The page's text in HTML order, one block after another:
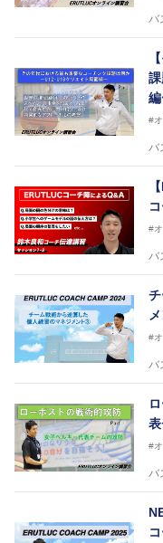
2017年
2018年
2018年
2018年
2018年
2021年
バ
#
バ
#
バ
#
バ
表
#
バ